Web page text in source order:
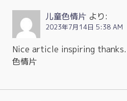
儿童色情片 より:
2023年7月14日 5:38 AM
Nice article inspiring
色情片